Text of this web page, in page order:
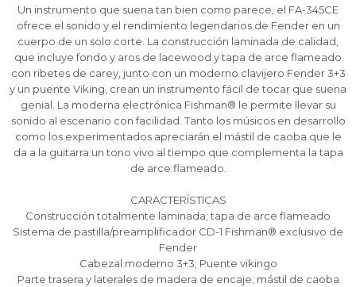
Un instrumento que suena tan bien como parece, el FA-345CE
ofrece el sonido y el rendimiento legendarios de Fender en un
cuerpo de un solo corte. La construcción laminada de calidad,
que incluye fondo y aros de lacewood y tapa de arce flameado
con ribetes de carey, junto con un moderno clavijero Fender 3+3
y un puente Viking, crean un instrumento fácil de tocar que suena
genial. La moderna electrónica Fishman® le permite llevar su
sonido al escenario con facilidad. Tanto los músicos en desarrollo
como los experimentados apreciarán el mástil de caoba que le
da a la guitarra un tono vivo al tiempo que complementa la tapa
de arce flameado.
CARACTERÍSTICAS
Construcción totalmente laminada; tapa de arce flameado
Sistema de pastilla/preamplificador CD-1 Fishman® exclusivo de
Fender
Cabezal moderno 3+3; Puente vikingo
Parte trasera y laterales de madera de encaje; mástil de caoba
Comprá ahora y Pagá
Después, hasta en 12
cuotas y sin tocar tu
tarjeta de crédito
* sujeto aprobación crediticia.
Verifica si estás calificado para comprar con
Pago Después:
Cédula de identidad
Celular
Fecha de nacimiento
Continuar
Estás calificado para comprar usando Pago
Después.
¡Tenés hasta
para comprar en las cuotas que
prefieras!
Elegí tus productos preferidos
Elegís Pago Después como metodo de pago
* sujeto a aprobación crediticia. El monto disponible
Ups!
Parece que no tenes oferta, lamentamos
el inconveniente, por cualquier duda
contactanos en
preguntas@pagodespues.com.uy
¡Algo salió mal!
Por favor intenta nuevamente mas tarde.
Comprá ahora y Pagá
Después, hasta en 12
cuotas y sin tocar tu
tarjeta de crédito
* sujeto aprobación crediticia.
Verifica si estás calificado para comprar con
Pago Después:
Cédula de identidad
Celular
Fecha de nacimiento
Continuar
Estás calificado para comprar usando Pago
Después.
¡Tenés hasta
para comprar en las cuotas que
prefieras!
Elegí tus productos preferidos
Elegís Pago Después como metodo de pago
* sujeto a aprobación crediticia. El monto disponible
Ups!
Parece que no tenes oferta, lamentamos
el inconveniente, por cualquier duda
contactanos en
preguntas@pagodespues.com.uy
¡Algo salió mal!
Por favor intenta nuevamente mas tarde.
Comprá ahora y Pagá
Después, hasta en 12
cuotas y sin tocar tu
tarjeta de crédito
* sujeto aprobación crediticia.
Verifica si estás calificado para comprar con
Pago Después:
Cédula de identidad
Celular
Fecha de nacimiento
Continuar
Estás calificado para comprar usando Pago
Después.
¡Tenés hasta
para comprar en las cuotas que
prefieras!
Elegí tus productos preferidos
Elegís Pago Después como metodo de pago
* sujeto a aprobación crediticia. El monto disponible
Ups!
Parece que no tenes oferta, lamentamos
el inconveniente, por cualquier duda
contactanos en
preguntas@pagodespues.com.uy
¡Algo salió mal!
Por favor intenta nuevamente mas tarde.